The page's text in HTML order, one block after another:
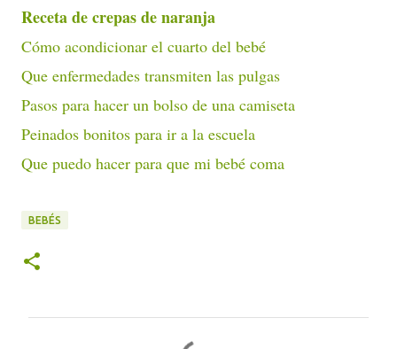
Receta de crepas de naranja
Cómo acondicionar el cuarto del bebé
Que enfermedades transmiten las pulgas
Pasos para hacer un bolso de una camiseta
Peinados bonitos para ir a la escuela
Que puedo hacer para que mi bebé coma
BEBÉS